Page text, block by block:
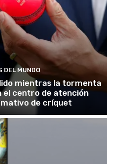
DEL MUNDO
mientras la tormenta
el centro de atención
de críquet